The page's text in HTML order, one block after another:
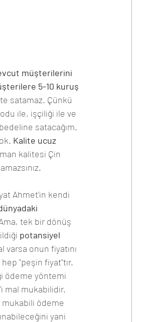
müşterilerini
5-10 kuruş
satamaz. Çünkü
ile, işçiliği ile ve
satacağım.
Kalite ucuz
kalitesi Çin
Ahmet'in kendi
tek bir dönüş
potansiyel
onun fiyatını
"peşin fiyat"tır.
ödeme yöntemi
mal mukabilidir.
ödeme
yani